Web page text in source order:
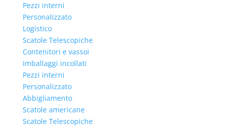
Pezzi interni
Personalizzato
Logistico
Scatole Telescopiche
Contenitori e vassoi
Imballaggi incollati
Pezzi interni
Personalizzato
Abbigliamento
Scatole americane
Scatole Telescopiche